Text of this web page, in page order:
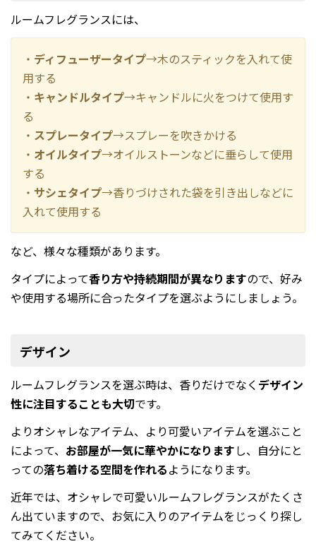
ルームフレグランスには、
・ ディフューザータイプ→木のスティックを入れて使
用する
・ キャンドルタイプ→キャンドルに火をつけて使用す
る
・ スプレータイプ→スプレーを吹きかける
・ オイルタイプ→オイルストーンなどに垂らして使用
する
・ サシェタイプ→香りづけされた袋を引き出しなどに
入れて使用する
など、様々な種類があります。
タイプによって香り方や持続期間が異なりますので、好み
や使用する場所に合ったタイプを選ぶようにしましょう。
デザイン
ルームフレグランスを選ぶ時は、香りだけでなく デザイン
性に注目することも大切です。
よりオシャレなアイテム、より可愛いアイテムを選ぶこと
によって、 お部屋が一気に華やかになりますし、自分にと
っての落ち着ける空間を作れるようになります。
近年では、オシャレで可愛いルームフレグランスがたくさ
ん出ていますので、お気に入りのアイテムをじっくり探し
てみてください。